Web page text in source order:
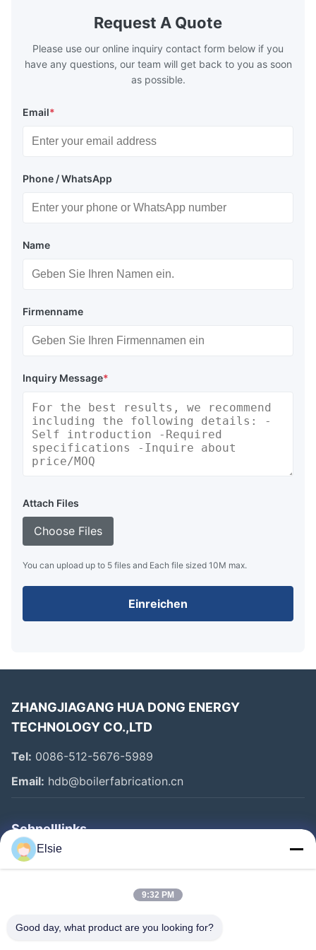
boilers is generally in the temperature
range of 200°C – 250°C, so there
Request A Quote
Please use our online inquiry contact form below if you
have any questions, our team will get back to you as soon
as possible.
Email*
Phone / WhatsApp
Name
Firmenname
Inquiry Message*
Attach Files
Choose Files
You can upload up to 5 files and Each file sized 10M max.
Einreichen
ZHANGJIAGANG HUA DONG ENERGY
TECHNOLOGY CO.,LTD
Tel: 0086-512-5676-5989
Email: hdb@boilerfabrication.cn
Schnelllinks
Haus
Fabrik-Ausflug
Elsie
9:32 PM
Good day, what product are you looking for?